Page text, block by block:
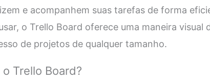
e acompanhem suas tarefas de forma
o Trello Board oferece uma maneira visual
de projetos de qualquer tamanho.
Trello Board?